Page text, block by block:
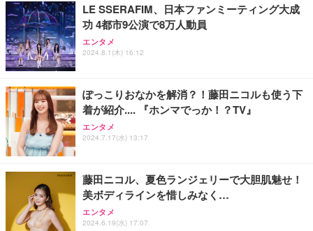
寝ホン 睡眠用イヤホン 寝ながら 痛くない 超軽量2.8
g ASMR推薦 ワイヤレス Bluetooth6.1 柔軟性高 安
眠 仕事 ブルー
LE SSERAFIM、日本ファンミーティング大成
功 4都市9公演で8万人動員
エンタメ
2024.8.1(木) 16:12
ぽっこりおなかを解消？！藤田ニコルも使う下
着が紹介.... 『ホンマでっか！？TV』
エンタメ
2024.7.17(水) 13:17
藤田ニコル、夏色ランジェリーで大胆肌魅せ！
美ボディラインを惜しみなく…
エンタメ
2024.6.19(水) 17:07